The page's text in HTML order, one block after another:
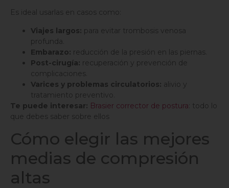
Es ideal usarlas en casos como:
Viajes largos: para evitar trombosis venosa
profunda.
Embarazo: reducción de la presión en las piernas.
Post-cirugía: recuperación y prevención de
complicaciones.
Varices y problemas circulatorios: alivio y
tratamiento preventivo.
Te puede interesar: Brasier corrector de postura : todo lo
que debes saber sobre ellos
Cómo elegir las mejores
medias de compresión
altas